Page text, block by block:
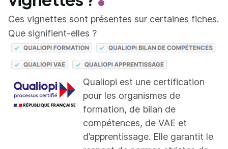
Ces vignettes sont présentes sur certaines fiches.
Que signifient-elles ?
Qualiopi est une certification
pour les organismes de
formation, de bilan de
compétences, de VAE et
d’apprentissage. Elle garantit le